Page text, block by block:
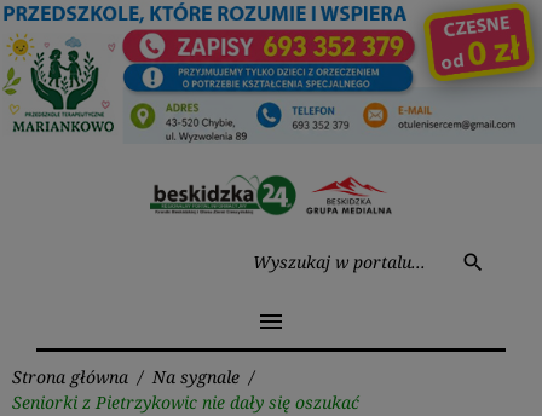
Przejdź
do
treści
search
menu
Strona główna / Na sygnale /
Seniorki z Pietrzykowic nie dały się oszukać